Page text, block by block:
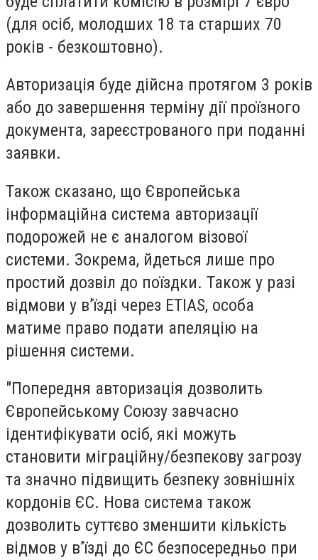
(для осіб, молодших 18 та старших 70
років - безкоштовно).
Авторизація буде дійсна протягом 3 років
або до завершення терміну дії проїзного
документа, зареєстрованого при поданні
заявки.
Також сказано, що Європейська
інформаційна система авторизації
подорожей не є аналогом візової
системи. Зокрема, йдеться лише про
простий дозвіл до поїздки. Також у разі
відмови у в’їзді через ETIAS, особа
матиме право подати апеляцію на
рішення системи.
"Попередня авторизація дозволить
Європейському Союзу завчасно
ідентифікувати осіб, які можуть
становити міграційну/безпекову загрозу
та значно підвищить безпеку зовнішніх
кордонів ЄС. Нова система також
дозволить суттєво зменшити кількість
відмов у в’їзді до ЄС безпосередньо при